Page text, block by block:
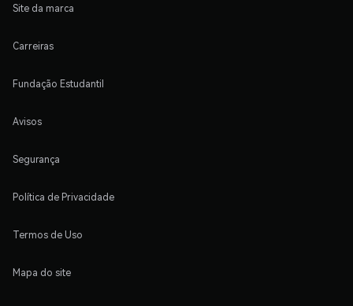
Site da marca
Carreiras
Fundação Estudantil
Avisos
Segurança
Política de Privacidade
Termos de Uso
Mapa do site